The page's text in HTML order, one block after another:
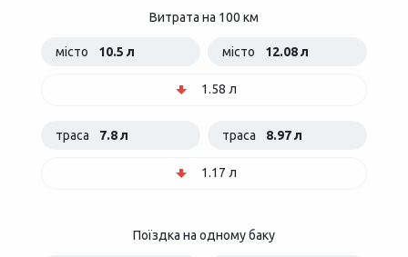
Витрата на 100 км
місто 10.5 л місто 12.08 л
1.58 л
траса 7.8 л траса 8.97 л
1.17 л
Поїздка на одному баку